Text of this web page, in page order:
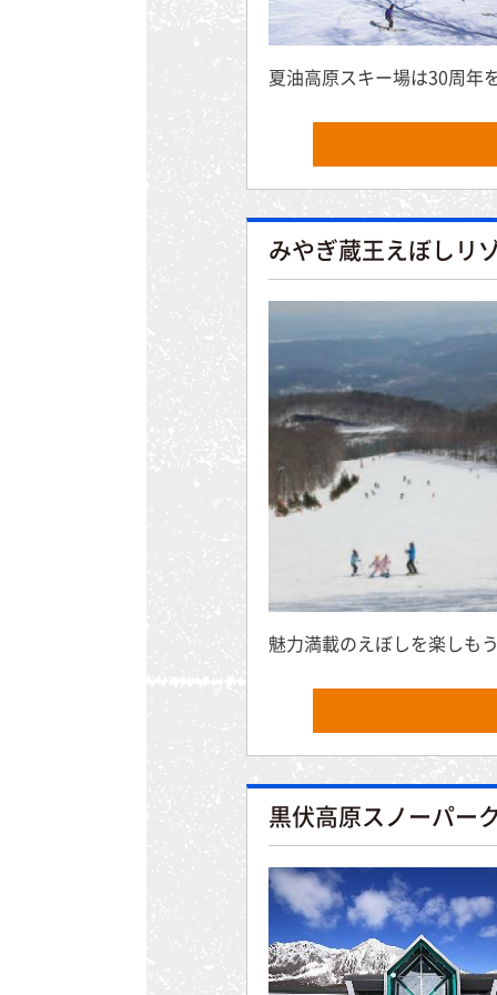
夏油高原スキー場は30周年
みやぎ蔵王えぼしリ
魅力満載のえぼしを楽しも
黒伏高原スノーパー